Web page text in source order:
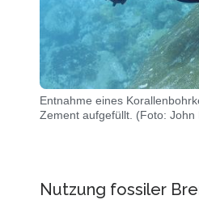
Entnahme eines
Zement aufgefüllt. (Foto: John
Nutzung fossiler